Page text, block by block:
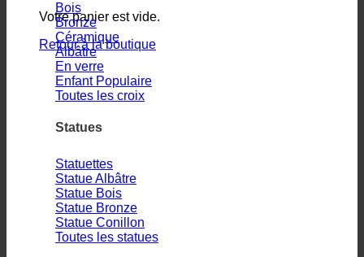
Votre panier est vide.
Retour à la boutique
Bois
Bronze
Céramique
Albâtre
En verre
Enfant
Toutes les croix
Statues
Statuettes
Statue Albâtre
Statue Bois
Statue Bronze
Statue Conillon
Toutes les statues